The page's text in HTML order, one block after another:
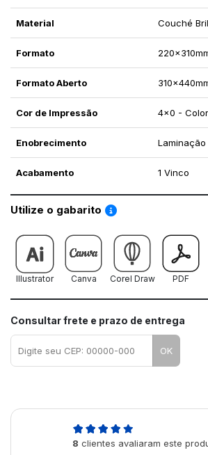
Material Couché
Formato
Formato Aberto
Cor de Impressão 4x0 -
Enobrecimento
Acabamento 1 Vinco
Utilize o gabarito Saiba como utilizar
Illustrator Canva Corel Draw PDF
Consultar frete e prazo de entrega
OK
8 clientes avaliaram este